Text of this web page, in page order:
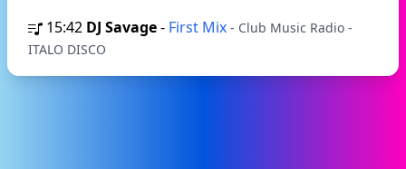
15:42 DJ Savage- First Mix - Club Music Radio -
ITALO DISCO